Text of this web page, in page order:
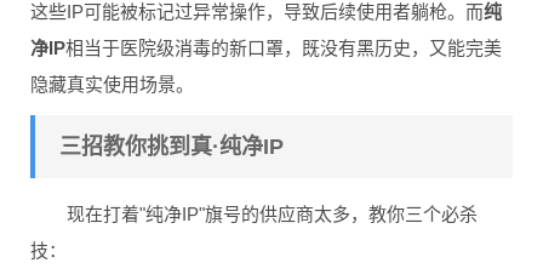
这些IP可能被标记过异常操作，导致后续使用者躺枪。而纯
净IP相当于医院级消毒的新口罩，既没有黑历史，又能完美
隐藏真实使用场景。
三招教你挑到真·纯净IP
现在打着"纯净IP"旗号的供应商太多，教你三个必杀
技：